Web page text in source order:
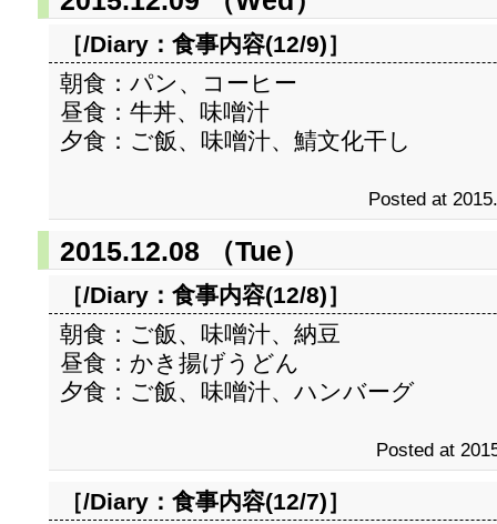
［/Diary： 食事内容(12/9)］
朝食：パン、コーヒー
昼食：牛丼、味噌汁
夕食：ご飯、味噌汁、鯖文化干し
Posted at
2015.12.08 （Tue）
［/Diary： 食事内容(12/8)］
朝食：ご飯、味噌汁、納豆
昼食：かき揚げうどん
夕食：ご飯、味噌汁、ハンバーグ
Posted at
［/Diary： 食事内容(12/7)］